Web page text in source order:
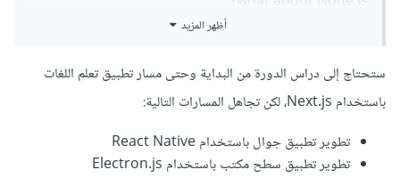
أظهر المزيد
ستحتاج إلى دراس الدورة من البداية وحتى مسار تطبيق تعلم اللغات
باستخدام Next.js، لكن تجاهل المسارات التالية:
تطوير تطبيق جوال باستخدام React Native
تطوير تطبيق سطح مكتب باستخدام Electron.js